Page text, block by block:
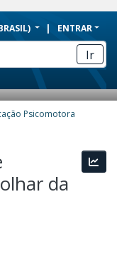
ENTRAR
Ir
Psicomotora
da